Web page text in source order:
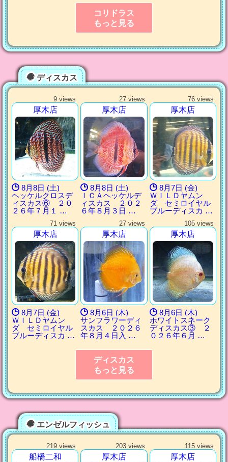
コリドラス
もっと見る
ディスカス
9 views
厚木店
8月8日 (土)
ヘッケルクロスデ
ィスカス⑥ ２０
２６年７月１ …
27 views
厚木店
8月8日 (土)
ＩＣＡヘッケルデ
ィスカス ２０２
６年８月３日 …
76 views
厚木店
8月7日 (金)
ＷＩＬＤヤムン
ダ セミロイヤル
ブルーディスカ …
71 views
厚木店
8月7日 (金)
ＷＩＬＤヤムン
ダ セミロイヤル
ブルーディスカ …
27 views
厚木店
8月6日 (木)
サンフラワーディ
スカス ２０２６
年８月４日入 …
105 views
厚木店
8月6日 (木)
ホワイトスネーク
ディスカス③ ２
０２６年６月 …
ディスカス
もっと見る
エンゼルフィッシュ
219 views
船橋二和
203 views
厚木店
115 views
厚木店